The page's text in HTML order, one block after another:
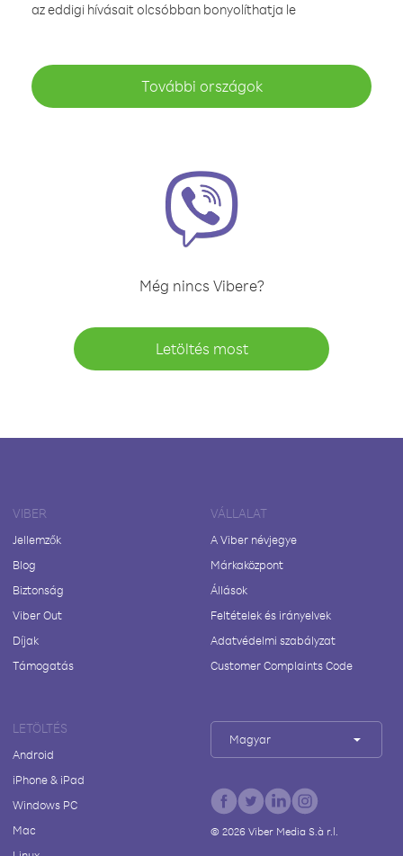
az eddigi hívásait olcsóbban bonyolíthatja le
További országok
Még nincs Vibere?
Letöltés most
VIBER
Jellemzők
Blog
Biztonság
Viber Out
Díjak
Támogatás
VÁLLALAT
A Viber névjegye
Márkaközpont
Állások
Feltételek és irányelvek
Adatvédelmi szabályzat
Customer Complaints Code
LETÖLTÉS
Android
iPhone & iPad
Windows PC
Mac
Magyar
© 2026Viber Media S.à r.l.